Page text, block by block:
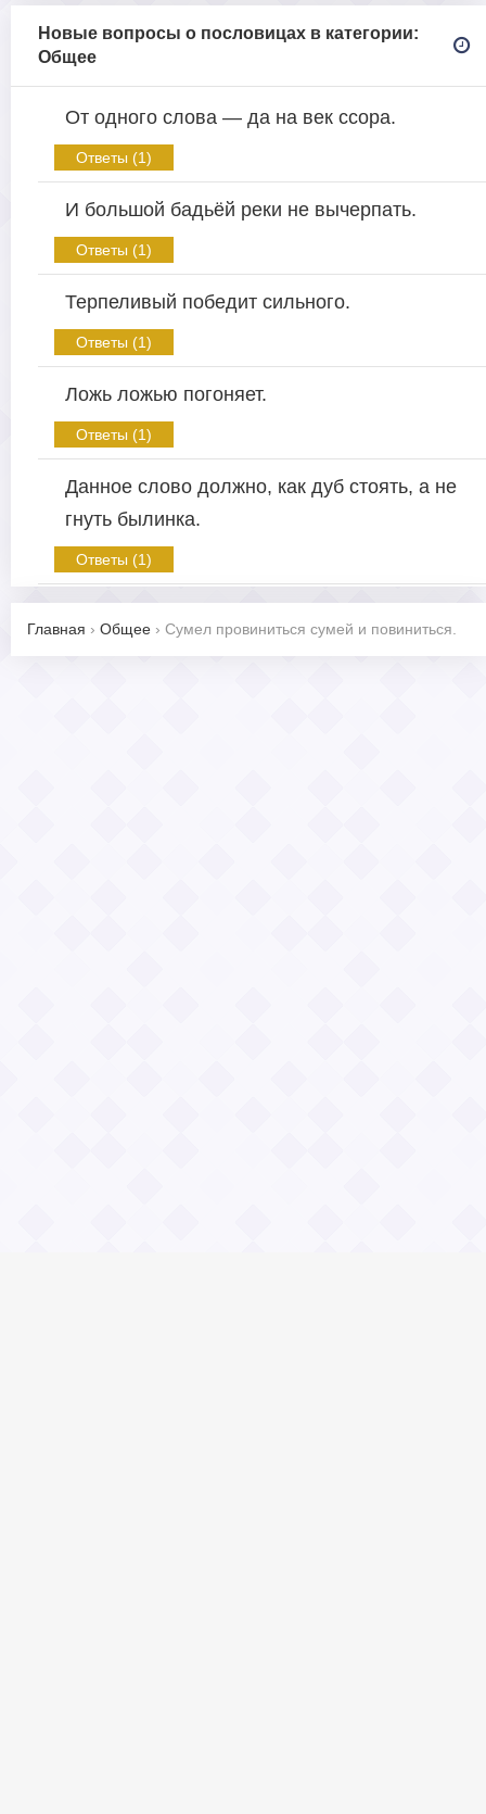
Новые вопросы о пословицах в категории:
Общее
От одного слова — да на век ссора.
Ответы (1)
И большой бадьёй реки не вычерпать.
Ответы (1)
Терпеливый победит сильного.
Ответы (1)
Ложь ложью погоняет.
Ответы (1)
Данное слово должно, как дуб стоять, а не
гнуть былинка.
Ответы (1)
Главная › Общее › Сумел провиниться сумей и повиниться.